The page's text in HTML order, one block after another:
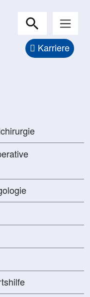
Karriere